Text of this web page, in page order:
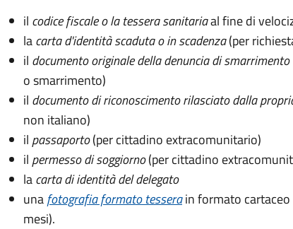
il codice fiscale o la tessera sanitariaal fine di
lacarta d'identità scaduta o in scadenza(per
il documento originale della denuncia di
o smarrimento)
il documento di riconoscimento rilasciato dalla
non italiano)
il passaporto(per cittadino extracomunitario)
il permesso di soggiorno(per cittadino
lacarta di identità del delegato
unafotografia formato tesserain formato
mesi).